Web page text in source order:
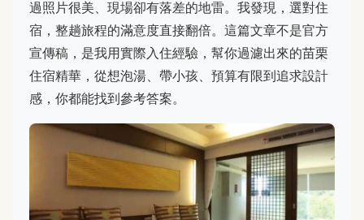
過照片很美、現場卻有落差的地雷。我發現，選對住
宿，整趟旅程的滿意度直接翻倍。這篇文章不是官方
宣傳稿，是我用實際入住經驗，幫你過濾出來的苗栗
住宿精華，從想泡湯、帶小孩、預算有限到追求設計
感，你都能找到參考答案。